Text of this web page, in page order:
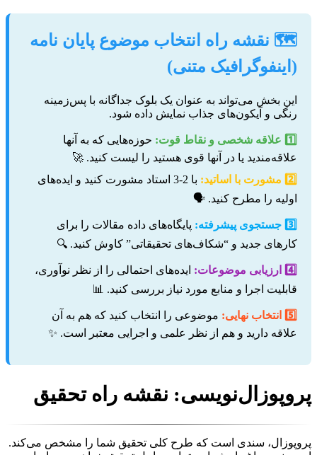
🗺️ نقشه راه انتخاب موضوع پایان نامه
(اینفوگرافیک متنی)
این بخش می‌تواند به عنوان یک بلوک جداگانه با پس‌زمینه
رنگی و آیکون‌های جذاب نمایش داده شود.
1️⃣ علاقه شخصی و نقاط قوت:
حوزه‌هایی که به آنها
علاقه‌مندید یا در آنها قوی هستید را لیست کنید. 🚀
2️⃣ مشورت با اساتید:
با 2-3 استاد مشورت کنید و ایده‌های
اولیه را مطرح کنید. 🗣️
3️⃣ جستجوی پیشرفته:
پایگاه‌های داده مقالات را برای
کارهای جدید و “شکاف‌های تحقیقاتی” کاوش کنید. 🔍
4️⃣ ارزیابی موضوعات:
ایده‌های احتمالی را از نظر نوآوری،
قابلیت اجرا و منابع مورد نیاز بررسی کنید. 📊
5️⃣ انتخاب نهایی:
موضوعی را انتخاب کنید که هم به آن
علاقه دارید و هم از نظر علمی و اجرایی معتبر است. ✨
پروپوزال‌نویسی: نقشه راه تحقیق
پروپوزال، سندی است که طرح کلی تحقیق شما را مشخص می‌کند.